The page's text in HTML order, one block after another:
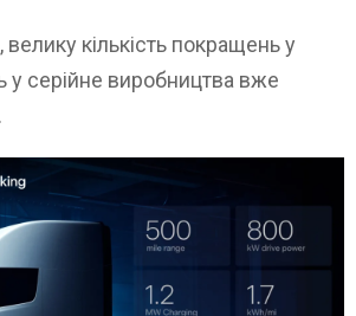
кількість покращень у
у серійне виробництва вже